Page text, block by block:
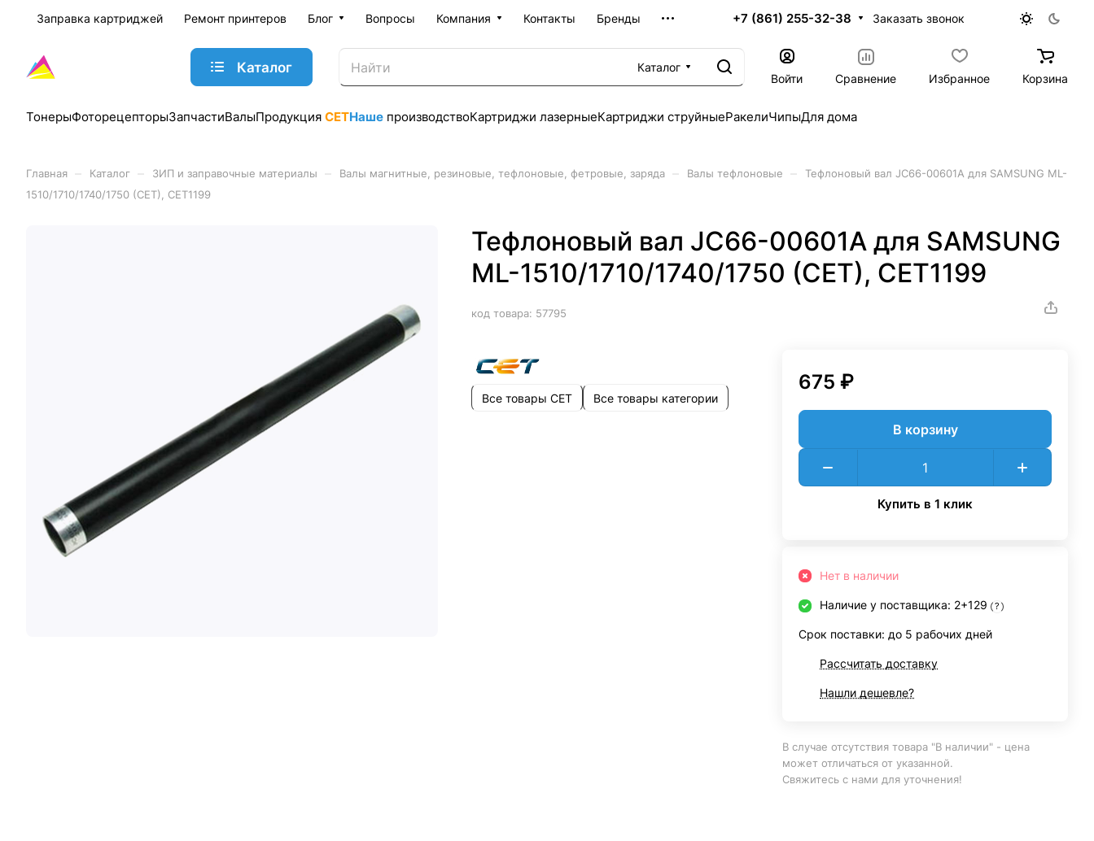
Заправка картриджей Ремонт принтеров Блог Вопросы Компания Контакты Бренды +7 (861) 255-32-38 Заказать звонок
Каталог
Каталог
Войти
Сравнение Избранное Корзина
ТонерыФоторецепторыЗапчастиВалыПродукция CETНаше производствоКартриджи лазерныеКартриджи струйныеРакелиЧипыДля дома
Главная Каталог ЗИП и заправочные материалы Валы магнитные, резиновые, тефлоновые, фетровые, заряда Валы тефлоновые
Тефлоновый вал JC66-00601A для SAMSUNG ML-
1510/1710/1740/1750 (CET), CET1199
Тефлоновый вал JC66-00601A для SAMSUNG
ML-1510/1710/1740/1750 (CET), CET1199
код товара: 57795
Все товары CET Все товары категории
675 ₽
В корзину
Купить в 1 клик
Нет в наличии
Наличие у поставщика: 2+129 ?
Срок поставки: до 5 рабочих дней
Рассчитать доставку
Нашли дешевле?
В случае отсутствия товара "В наличии" - цена
может отличаться от указанной.
Свяжитесь с нами для уточнения!